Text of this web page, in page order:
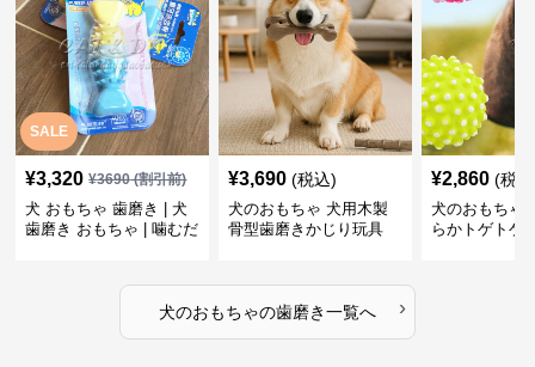
SALE
¥3,320 ¥3690(割引前)
犬 おもちゃ 歯磨き | 犬
歯磨き おもちゃ | 噛むだ
¥3,690 (税込)
犬のおもちゃ 犬用木製
骨型歯磨きかじり玩具
¥2,860 (税
犬のおもちゃ
らかトゲトゲ
犬のおもちゃの歯磨き一覧へ ›